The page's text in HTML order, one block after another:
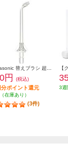
円 (税込)
分ポイント還元
在庫あり）
(3件)
3週